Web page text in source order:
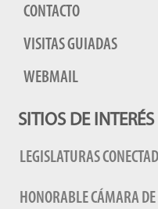
CONTACTO
VISITAS GUIADAS
WEBMAIL
SITIOS DE INTERÉS
LEGISLATURAS
HONORABLE CÁMARA DE